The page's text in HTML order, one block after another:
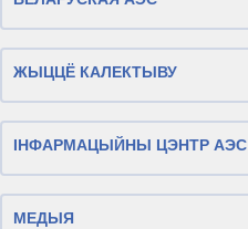
ЖЫЦЦЁ КАЛЕКТЫВУ
ІНФАРМАЦЫЙНЫ ЦЭНТР АЭС
МЕДЫЯ